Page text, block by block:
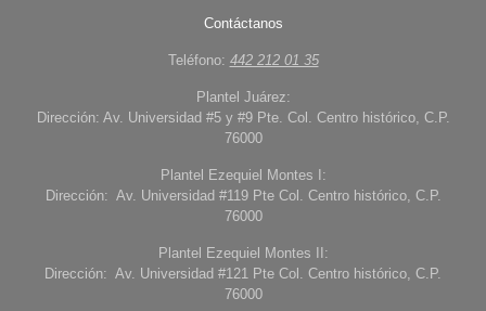
Contáctanos
Teléfono: 442 212 01 35
Plantel Juárez:
Dirección: Av. Universidad #5 y #9 Pte. Col. Centro histórico, C.P.
76000
Plantel Ezequiel Montes I:
Dirección: Av. Universidad #119 Pte Col. Centro histórico, C.P.
76000
Plantel Ezequiel Montes II:
Dirección: Av. Universidad #121 Pte Col. Centro histórico, C.P.
76000